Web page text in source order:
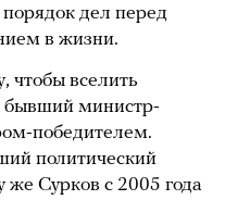
дел перед
в жизни.
чтобы вселить
бывший министр-
победителем.
политический
же Сурков с 2005 года